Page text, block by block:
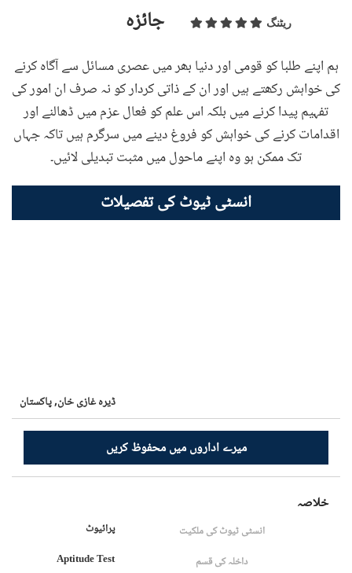
جائزہ ریٹنگ
ہم اپنے طلبا کو قومی اور دنیا بھر میں عصری مسائل سے آگاہ کرنے
کی خواہش رکھتے ہیں اور ان کے ذاتی کردار کو نہ صرف ان امور کی
تفہیم پیدا کرنے میں بلکہ اس علم کو فعال عزم میں ڈھالنے اور
اقدامات کرنے کی خواہش کو فروغ دینے میں سرگرم ہیں تاکہ جہاں
تک ممکن ہو وہ اپنے ماحول میں مثبت تبدیلی لائیں۔
انسٹی ٹیوٹ کی تفصیلات
ڈیرہ غازی خان,پاکستان
میرے اداروں میں محفوظ کریں
خلاصہ
انسٹی ٹیوٹ کی ملکیت
پرائیوٹ
داخلہ کی قسم
Aptitude Test